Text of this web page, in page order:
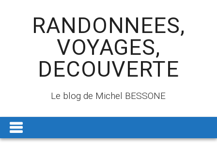
RANDONNEES,
VOYAGES,
DECOUVERTE
Le blog de Michel BESSONE